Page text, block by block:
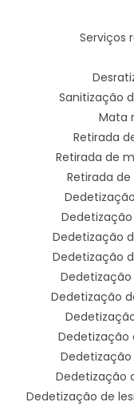
Serviços
Sanitização
Mata
Retirada
Retirada de
Retirada
Dedetização
Dedetização
Dedetização
Dedetização
Dedetização
Dedetização
Dedetização de